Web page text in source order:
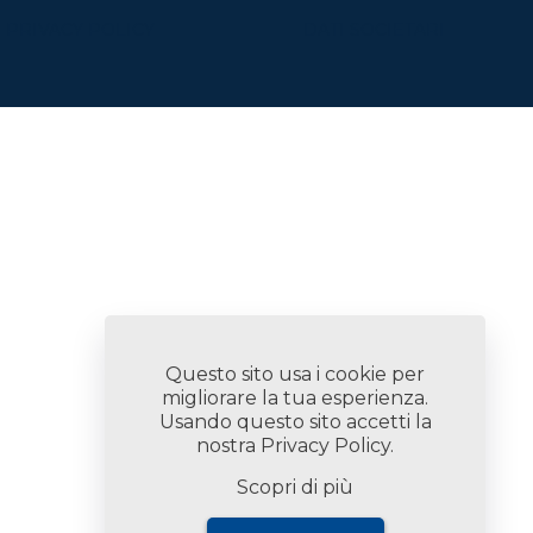
Questo sito usa i cookie per
migliorare la tua esperienza.
Usando questo sito accetti la
nostra Privacy Policy.
Scopri di più